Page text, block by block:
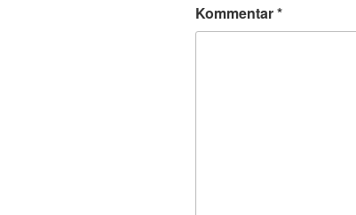
Kommentar*